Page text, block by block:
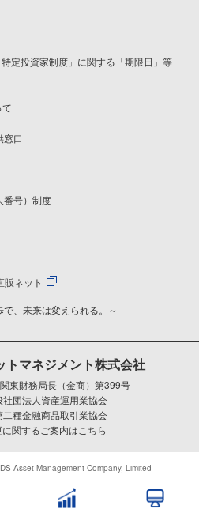
定投資家制度」に関する「期限日」等
窓口
番号）制度
販ネット
、未来は変えられる。～
トマネジメント株式会社
東財務局長（金商）第399号
団法人資産運用業協会
種金融商品取引業協会
関するご案内はこちら
Asset Management Company, Limited